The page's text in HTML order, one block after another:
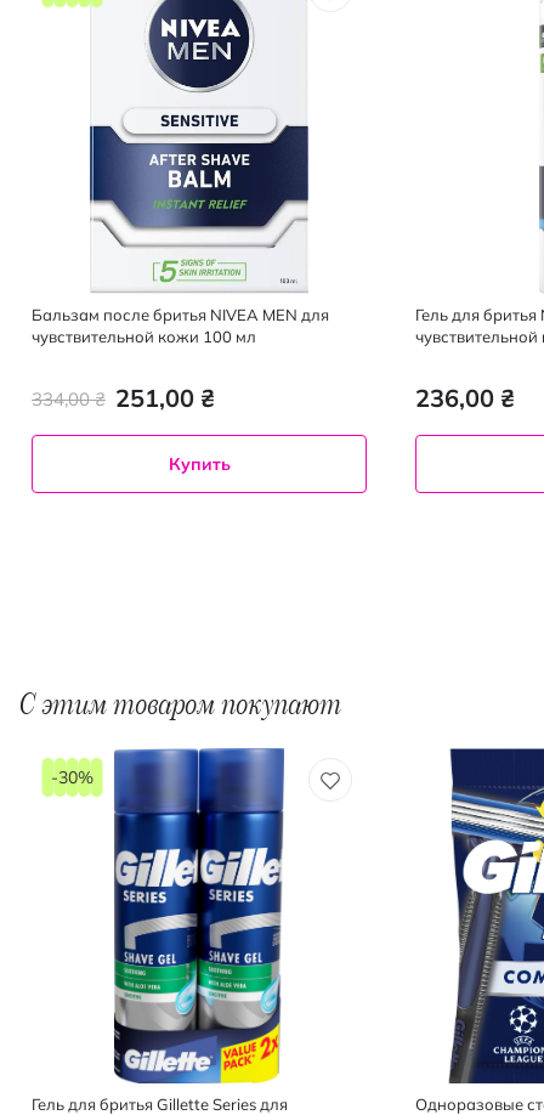
Бальзам после бритья NIVEA MEN для
чувствительной кожи 100 мл
251,00 ₴
334,00 ₴
Купить
Гель для
236,00 ₴
С этим товаром покупают
Гель для бритья Gillette Series для
-30%
Одноразовые